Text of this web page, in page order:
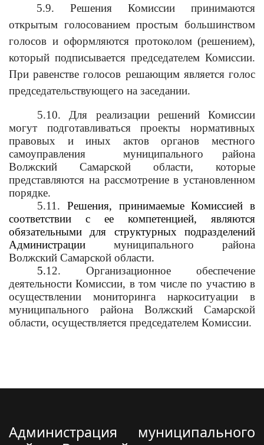
5.9. Решения Комиссии принимаются
открытым голосованием простым большинством
голосов и оформляются протоколом (решением),
который подписывается председателем Комиссии.
При равенстве голосов решающим является голос
председательствующего на заседании.
5.10. Для реализации решений Комиссии
могут подготавливаться проекты нормативных
правовых и иных актов органов местного
самоуправления
муниципального района
Волжский Самарской области, которые
представляются на рассмотрение в установленном
порядке.
5.11. Решения, принимаемые Комиссией в
соответствии с ее компетенцией, являются
обязательными для структурных подразделений
Администрации муниципального района
Волжский Самарской области.
5.12. Организационное обеспечение
деятельности Комиссии, в том числе по участию в
осуществлении мониторинга наркоситуации в
муниципального района Волжский Самарской
области, осуществляется председателем Комиссии.
Администрация муниципального